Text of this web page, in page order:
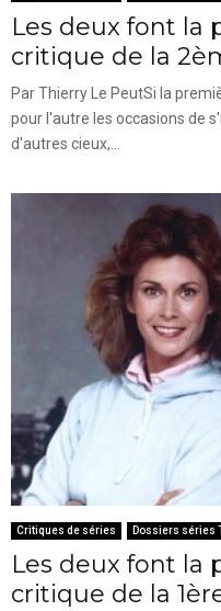
Les deux font la
critique de la
Par Thierry Le PeutSi la
pour l'autre les occasions de
d'autres cieux,...
Critiques de séries Dossiers séries
Les deux font la
critique de la